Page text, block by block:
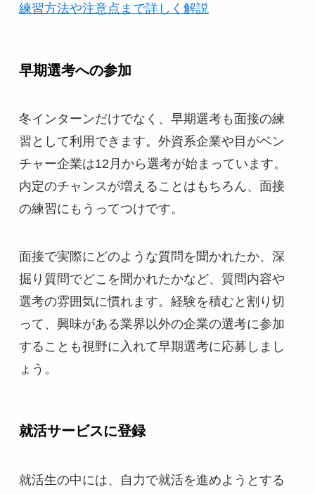
練習方法や注意点まで詳しく解説
早期選考への参加
冬インターンだけでなく、早期選考も面接の練
習として利用できます。外資系企業や目がベン
チャー企業は12月から選考が始まっています。
内定のチャンスが増えることはもちろん、面接
の練習にもうってつけです。
面接で実際にどのような質問を聞かれたか、深
掘り質問でどこを聞かれたかなど、質問内容や
選考の雰囲気に慣れます。経験を積むと割り切
って、興味がある業界以外の企業の選考に参加
することも視野に入れて早期選考に応募しまし
ょう。
就活サービスに登録
就活生の中には、自力で就活を進めようとする